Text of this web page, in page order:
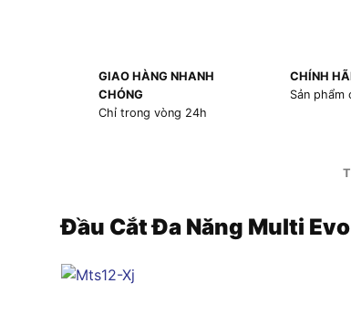
GIAO HÀNG NHANH
CHÓNG
Chỉ trong vòng 24h
CHÍNH
Sản phẩm
Đầu Cắt Đa Năng Multi